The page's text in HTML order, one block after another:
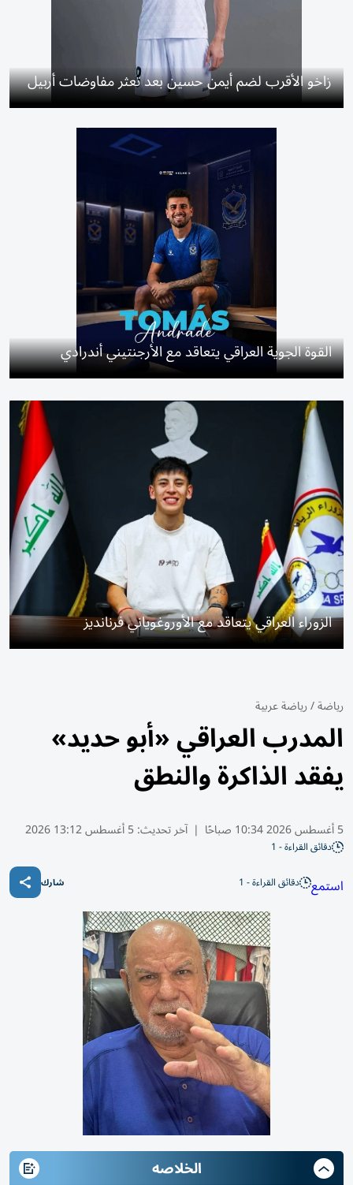
زاخو الأقرب لضم أيمن حسين بعد تعثر مفاوضات أربيل
القوة الجوية العراقي يتعاقد مع الأرجنتيني أندرادي
الزوراء العراقي يتعاقد مع الأوروغوياني فرنانديز
رياضة/رياضة عربية
المدرب العراقي «أبو حديد»
يفقد الذاكرة والنطق
5 أغسطس 2026 10:34 صباحًا | آخر تحديث:5 أغسطس 13:12 2026
دقائق القراءة - 1
استمع دقائق القراءة - 1 شارك
الخلاصه